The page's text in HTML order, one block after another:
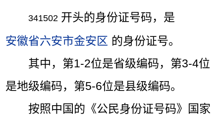
341502 开头的身份证号码，是
安徽省六安市金安区 的身份证号。
其中，第1-2位是省级编码，第3-4位
是地级编码，第5-6位是县级编码。
按照中国的《公民身份证号码》国家